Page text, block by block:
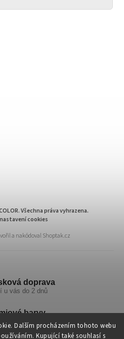
Dalším procházením tohoto webu
Kupující také souhlasí s
. Všechna práva vyhrazena.
cookies
a nakódoval Shoptak.cz
doprava
u vás do 2 dnů
barvy
standard kvality